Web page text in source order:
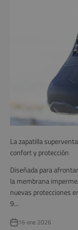
La zapatilla
confort y protección
Diseñada para
la membrana
nuevas protecciones
9...
16 ene 2026